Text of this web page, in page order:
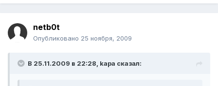
netb0t
Опубликовано 25 ноября, 2009
В 25.11.2009 в 22:28, kapa сказал: